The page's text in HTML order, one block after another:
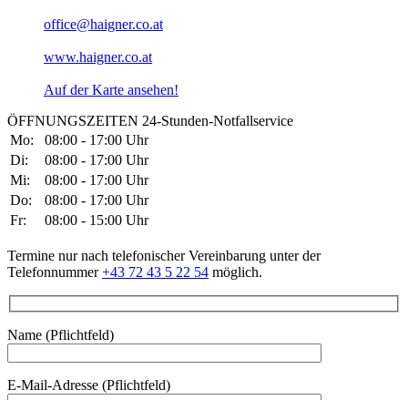
office@haigner.co.at
www.haigner.co.at
Auf der Karte ansehen!
ÖFFNUNGSZEITEN 24-Stunden-Notfallservice
Mo:
08:00 - 17:00 Uhr
Di:
08:00 - 17:00 Uhr
Mi:
08:00 - 17:00 Uhr
Do:
08:00 - 17:00 Uhr
Fr:
08:00 - 15:00 Uhr
Termine nur nach telefonischer Vereinbarung unter der
Telefonnummer+43 72 43 5 22 54 möglich.
Name (Pflichtfeld)
E-Mail-Adresse (Pflichtfeld)